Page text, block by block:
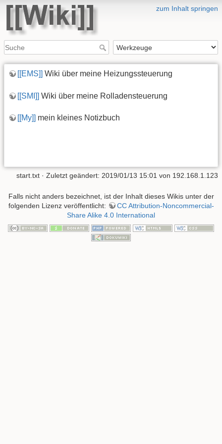
zum Inhalt springen
[[EMS]] Wiki über meine Heizungssteuerung
[[SMI]] Wiki über meine Rolladensteuerung
[[My]] mein kleines Notizbuch
start.txt · Zuletzt geändert: 2019/01/13 15:01 von 192.168.1.123
Falls nicht anders bezeichnet, ist der Inhalt dieses Wikis unter der
folgenden Lizenz veröffentlicht:
CC Attribution-Noncommercial-
Share Alike 4.0 International